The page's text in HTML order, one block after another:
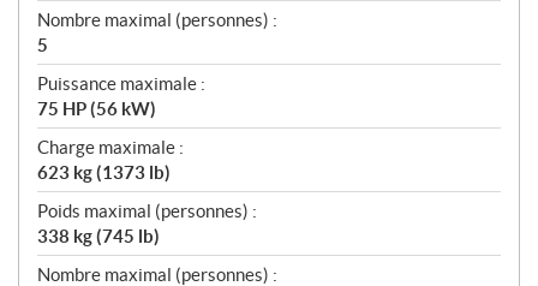
Nombre maximal (personnes) :
5
Puissance maximale :
75 HP (56 kW)
Charge maximale :
623 kg (1373 lb)
Poids maximal (personnes) :
338 kg (745 lb)
Nombre maximal (personnes) :